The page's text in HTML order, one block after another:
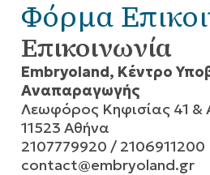
Φόρμα
Επικοινωνία
Embryoland, Κέντρο
Αναπαραγωγής
Λεωφόρος Κηφισίας 41 &
11523 Αθήνα
2107779920 / 2106911200
contact@embryoland.gr